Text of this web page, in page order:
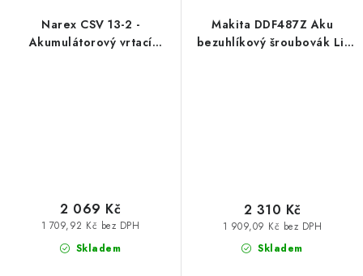
Narex CSV 13-2 -
Akumulátorový vrtací
Skladem
1 709,92 Kč bez DPH
2 069 Kč
Makita DDF487Z Aku
bezuhlíkový šroubovák Li-
Skladem
1 909,09 Kč bez DPH
2 310 Kč